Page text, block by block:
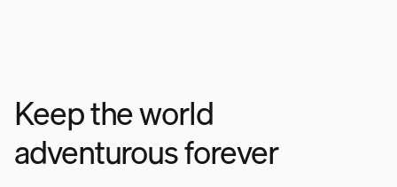
Keep the world
adventurous forever